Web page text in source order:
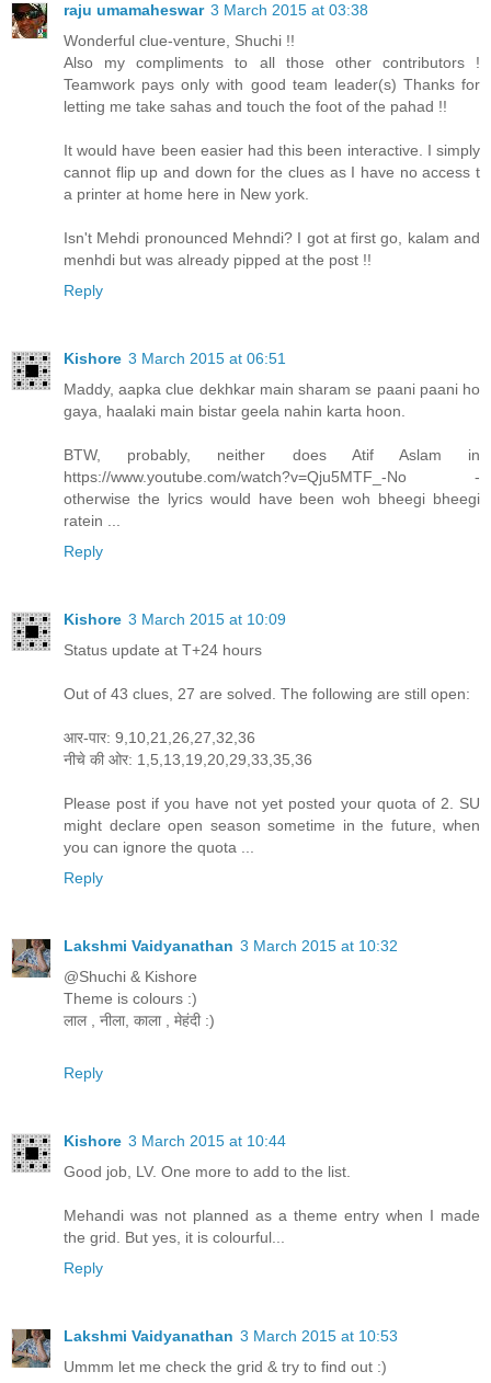
raju umamaheswar 3 March 2015 at 03:38
Wonderful clue-venture, Shuchi !!
Also my compliments to all those other contributors !
Teamwork pays only with good team leader(s) Thanks for
letting me take sahas and touch the foot of the pahad !!
It would have been easier had this been interactive. I simply
cannot flip up and down for the clues as I have no access t
a printer at home here in New york.
Isn't Mehdi pronounced Mehndi? I got at first go, kalam and
menhdi but was already pipped at the post !!
Reply
Kishore 3 March 2015 at 06:51
Maddy, aapka clue dekhkar main sharam se paani paani ho
gaya, haalaki main bistar geela nahin karta hoon.
BTW, probably, neither does Atif Aslam in
https://www.youtube.com/watch?v=Qju5MTF_-No -
otherwise the lyrics would have been woh bheegi bheegi
ratein ...
Reply
Kishore 3 March 2015 at 10:09
Status update at T+24 hours
Out of 43 clues, 27 are solved. The following are still open:
आर-पार: 9,10,21,26,27,32,36
नीचे की ओर: 1,5,13,19,20,29,33,35,36
Please post if you have not yet posted your quota of 2. SU
might declare open season sometime in the future, when
you can ignore the quota ...
Reply
Lakshmi Vaidyanathan 3 March 2015 at 10:32
@Shuchi & Kishore
Theme is colours :)
लाल , नीला, काला , मेहंदी :)
Reply
Kishore 3 March 2015 at 10:44
Good job, LV. One more to add to the list.
Mehandi was not planned as a theme entry when I made
the grid. But yes, it is colourful...
Reply
Lakshmi Vaidyanathan 3 March 2015 at 10:53
Ummm let me check the grid & try to find out :)